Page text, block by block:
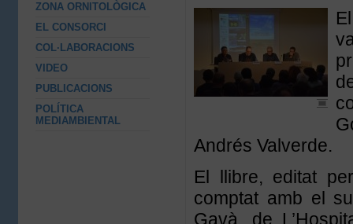
ZONA ORNITOLÒGICA
EL CONSORCI
COL·LABORACIONS
VIDEO
PUBLICACIONS
POLÍTICA
MEDIAMBIENTAL
Andrés Valverde.
El llibre, editat
comptat amb el
Gavà, de